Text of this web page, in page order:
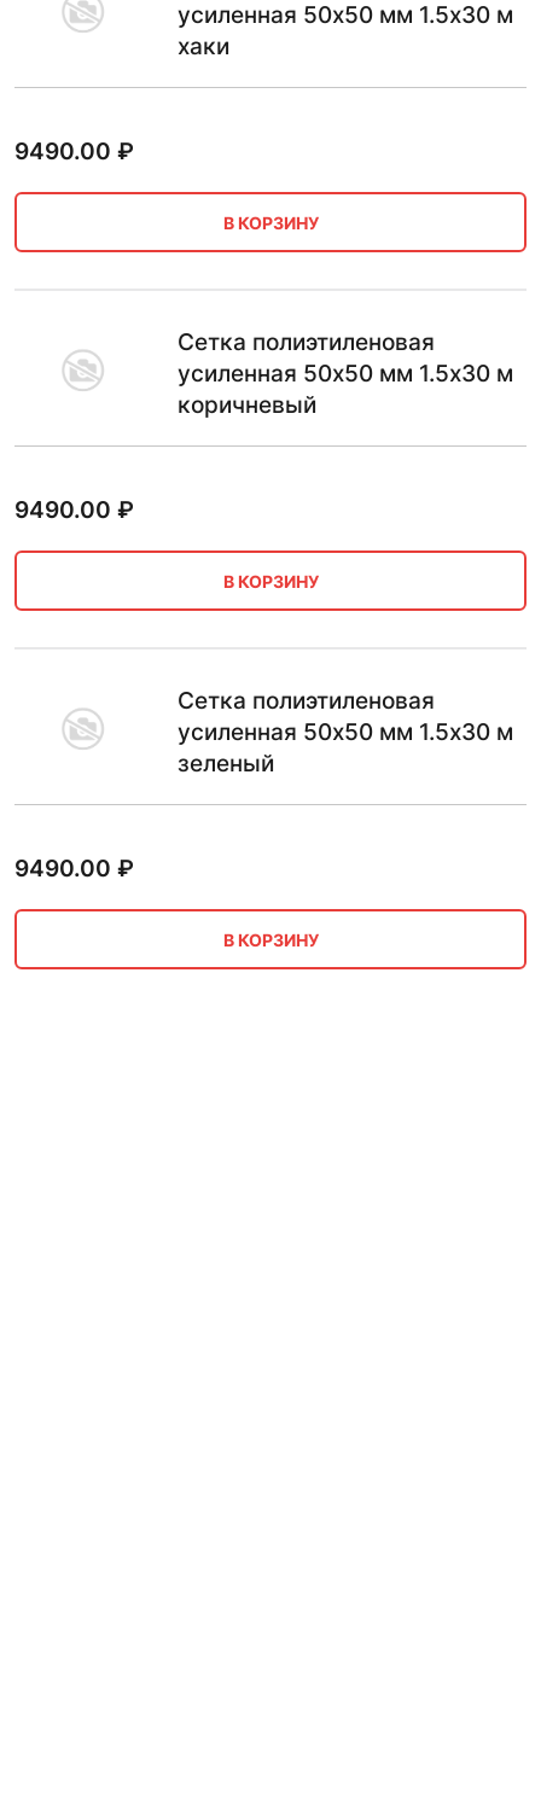
усиленная 50х50 мм 1.5х30 м
хаки
9490.00 ₽
В КОРЗИНУ
Сетка полиэтиленовая
усиленная 50х50 мм 1.5х30 м
коричневый
9490.00 ₽
В КОРЗИНУ
Сетка полиэтиленовая
усиленная 50х50 мм 1.5х30 м
зеленый
9490.00 ₽
В КОРЗИНУ